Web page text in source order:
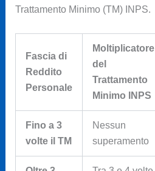
Trattamento Minimo (TM) INPS.
Fascia di
Reddito
Personale
Moltiplicatore
del
Trattamento
Minimo INPS
Fino a 3
volte il TM
Nessun
superamento